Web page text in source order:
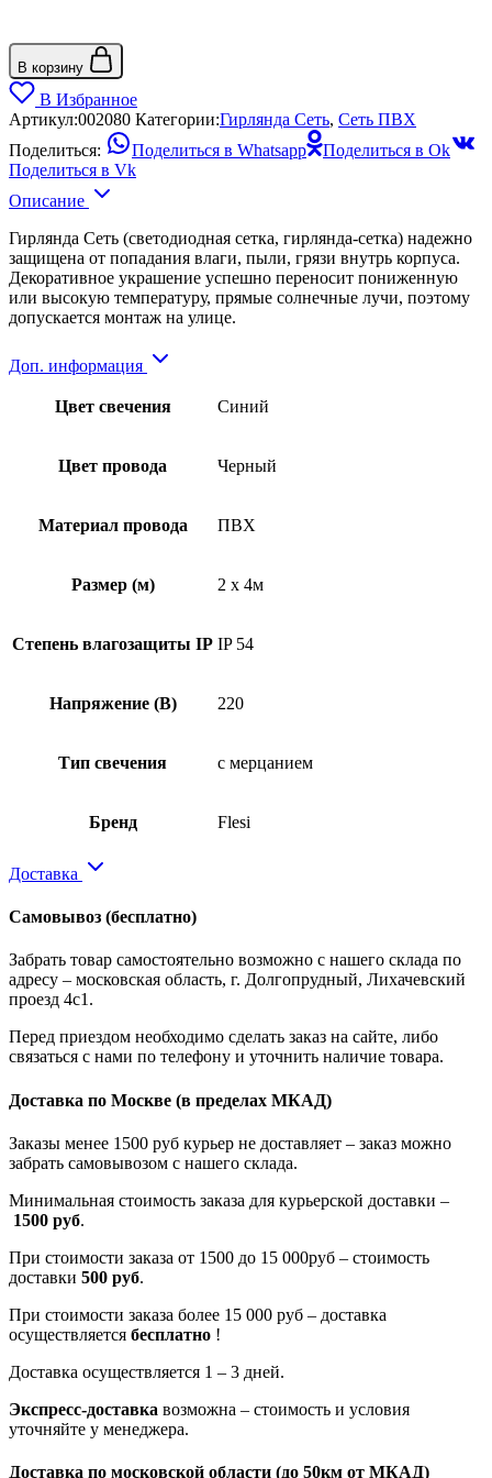
В корзину
В Избранное
Артикул:002080 Категории:Гирлянда Сеть, Сеть ПВХ
Поделиться:
Поделиться в Whatsapp
Поделиться в Ok
Поделиться в Vk
Описание
Гирлянда Сеть (светодиодная сетка, гирлянда-сетка) надежно
защищена от попадания влаги, пыли, грязи внутрь корпуса.
Декоративное украшение успешно переносит пониженную
или высокую температуру, прямые солнечные лучи, поэтому
допускается монтаж на улице.
Доп. информация
Цвет свечения Синий
Цвет провода Черный
Материал провода ПВХ
Размер (м) 2 x 4м
Степень влагозащиты IP IP 54
Напряжение (В) 220
Тип свечения с мерцанием
Бренд Flesi
Доставка
Самовывоз (бесплатно)
Забрать товар самостоятельно возможно с нашего склада по
адресу – московская область, г. Долгопрудный, Лихачевский
проезд 4с1.
Перед приездом необходимо сделать заказ на сайте, либо
связаться с нами по телефону и уточнить наличие товара.
Доставка по Москве (в пределах МКАД)
Заказы менее 1500 руб курьер не доставляет – заказ можно
забрать самовывозом с нашего склада.
Минимальная стоимость заказа для курьерской доставки –
1500 руб.
При стоимости заказа от 1500 до 15 000руб – стоимость
доставки 500 руб.
При стоимости заказа более 15 000 руб – доставка
осуществляется бесплатно !
Доставка осуществляется 1 – 3 дней.
Экспресс-доставка возможна – стоимость и условия
уточняйте у менеджера.
Доставка по московской области (до 50км от МКАД)